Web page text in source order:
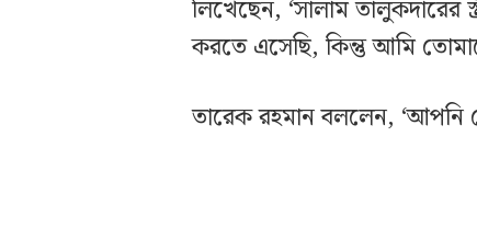
লিখেছেন, ‘সালাম তালুকদারের
করতে এসেছি, কিন্তু আমি
তারেক রহমান বললেন, ‘আপনি